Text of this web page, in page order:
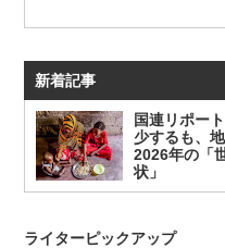
新着記事
国連リポー
少するも、
2026年の「
状」
ライターピックアップ